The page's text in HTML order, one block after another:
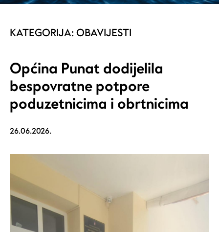
KATEGORIJA: OBAVIJESTI
Općina Punat dodijelila
bespovratne potpore
poduzetnicima i obrtnicima
26.06.2026.